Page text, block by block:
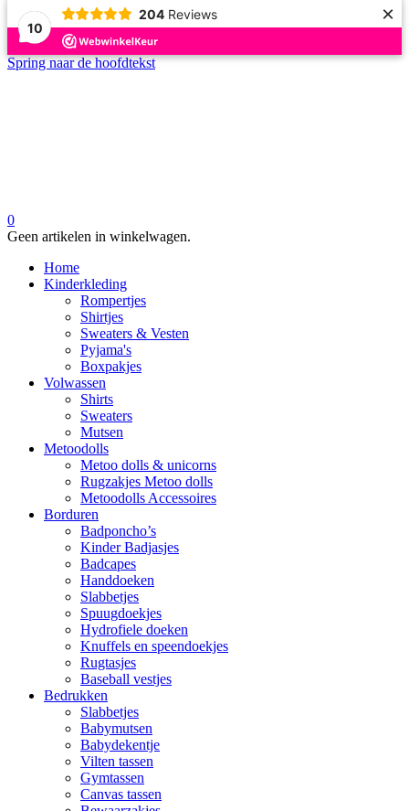
10
204 Reviews ×
Spring naar de hoofdtekst
0
Geen artikelen in winkelwagen.
Home
Kinderkleding
Rompertjes
Shirtjes
Sweaters & Vesten
Pyjama's
Boxpakjes
Volwassen
Shirts
Sweaters
Mutsen
Metoodolls
Metoo dolls & unicorns
Rugzakjes Metoo dolls
Metoodolls Accessoires
Borduren
Badponcho’s
Kinder Badjasjes
Badcapes
Handdoeken
Slabbetjes
Spuugdoekjes
Hydrofiele doeken
Knuffels en speendoekjes
Rugtasjes
Baseball vestjes
Bedrukken
Slabbetjes
Babymutsen
Babydekentje
Vilten tassen
Gymtassen
Canvas tassen